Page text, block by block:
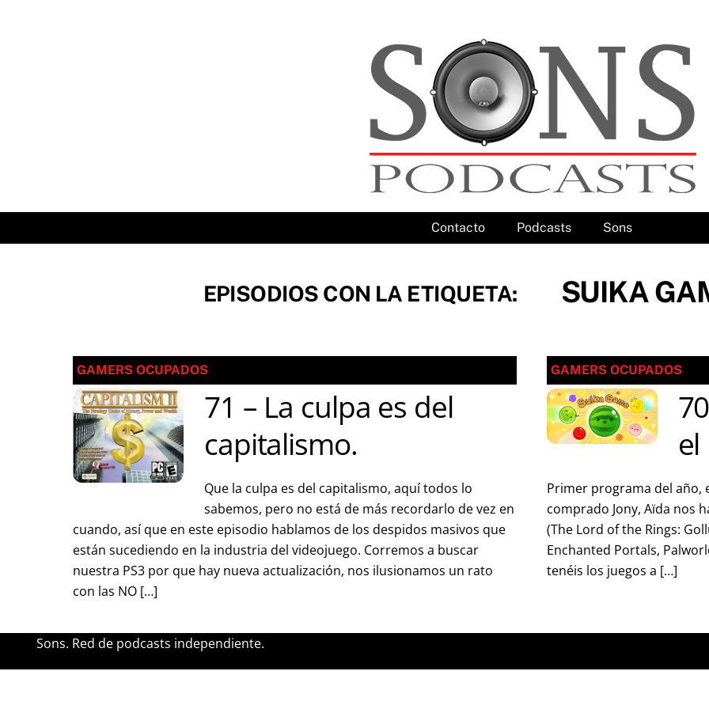
Contacto Podcasts Sons
EPISODIOS CON LA ETIQUETA: SUIKA
GAMERS OCUPADOS
71 – La culpa es del
capitalismo.
Que la culpa es del capitalismo, aquí todos lo
sabemos, pero no está de más recordarlo de vez en
cuando, así que en este episodio hablamos de los despidos masivos que
están sucediendo en la industria del videojuego. Corremos a buscar
nuestra PS3 por que hay nueva actualización, nos ilusionamos un rato
con las NO […]
GAMERS OCUPADOS
Primer programa del año,
comprado Jony, Aïda nos
(The Lord of the Rings:
Enchanted Portals,
tenéis los juegos a […]
Sons. Red de podcasts independiente.